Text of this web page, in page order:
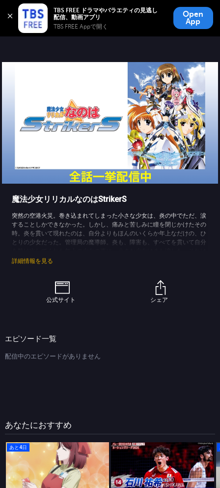
TBS FREE ドラマやバラエティの見逃し
TBS FREE Appで開く
Open
App
TBS FREE
無料見逃し配信
魔法少女リリカルなのはStrikerS
突然の空港火災。巻き込まれてしまった小さな少女は、炎の中でただ、涙
することしかできなかった。しかし、痛みと苦しみに瞳を閉じかけたその
時。炎を貫いて現れたのは、自分よりもほんのいくらか年上なだけの、ひ
とりの少女だった。管理局の魔導師。炎も、障害も、すべてを貫いて自分
悲しみや痛みの涙ではなく無力な自分と、痛みと苦しみを前に、なにもで
上の少女と同じくらいには伸びていた。小さな少女はいくらか前、あの時
自分を助けてくれた年上の少女の名前を知った。「高町なのは」それは、
管理局航空部隊のエースオブエース。雲の彼方、空の向こうよりまだ遠
と。小さな少女は、空を見上げる。スバル・ナカジマ、１５歳。憧れに向
(C)なのはStrikerS PROJECT
詳細情報を見る
公式サイト シェア
エピソード一覧
配信中のエピソードがありません
あなたにおすすめ
あと4日
スーパーの裏でヤニ吸うふたり
第4話 スーパーの裏で学ぶひとり
バレーボールネーションズリーグ2026
石川祐希 スーパープレー集（決勝ラウンド）